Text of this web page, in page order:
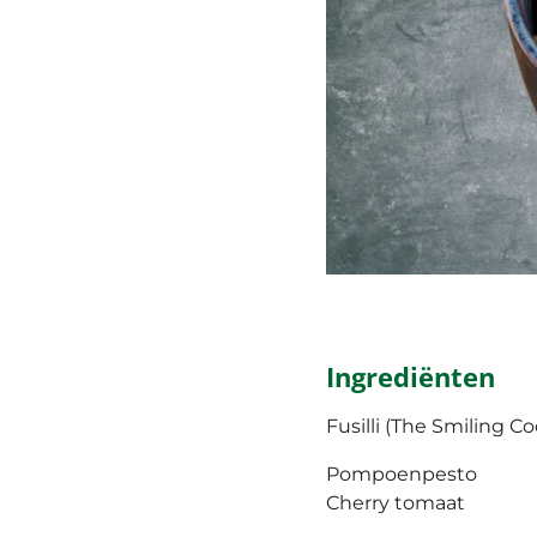
Ingrediënten
Fusilli (The Smiling
Pompoenpesto
Cherry tomaat